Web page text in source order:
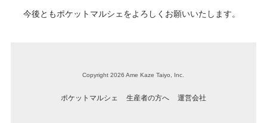
今後ともポケットマルシェをよろしくお願いいたします。
Copyright 2026 Ame Kaze Taiyo, Inc.
ポケットマルシェ 生産者の方へ 運営会社